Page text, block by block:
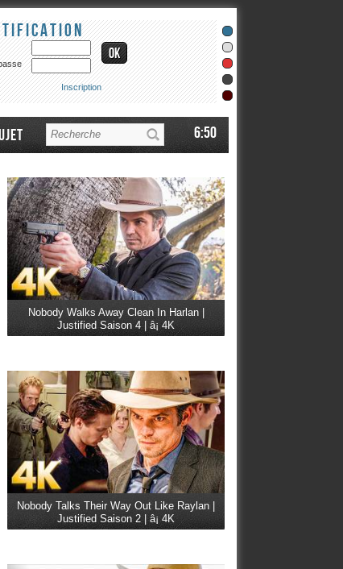
Inscription
6:50
Nobody Walks Away Clean In Harlan |
Justified Saison 4 | â¡ 4K
Nobody Talks Their Way Out Like Raylan |
Justified Saison 2 | â¡ 4K